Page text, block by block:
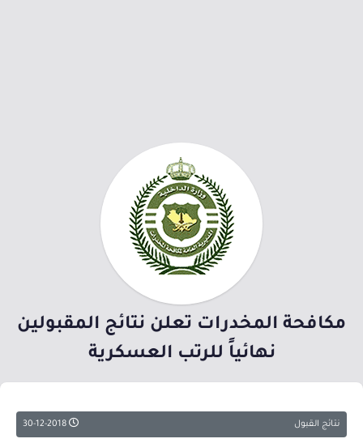
مكافحة المخدرات تعلن نتائج المقبولين
نهائياً للرتب العسكرية
نتائج القبول